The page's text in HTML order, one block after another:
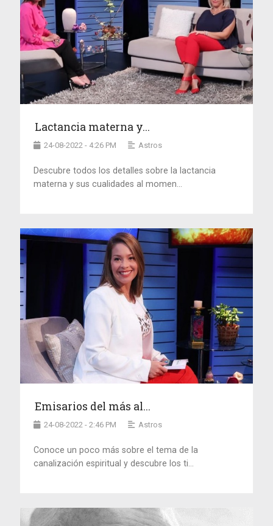
Lactancia materna y...
24-08-2022 - 4:26 PM Astros
Descubre todos los detalles sobre la lactancia
materna y sus cualidades al momen...
Emisarios del más al...
24-08-2022 - 2:46 PM Astros
Conoce un poco más sobre el tema de la
canalización espiritual y descubre los ti...